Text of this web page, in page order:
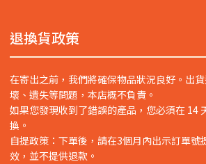
退換貨政策
在寄出之前，我們將確保物品狀況良好。出
壞、遺失等問題，本店概不負責。
如果您發現收到了錯誤的產品，您必須在 14
換。
自提政策：下單後，請在3個月內出示訂單號
效，並不提供退款。